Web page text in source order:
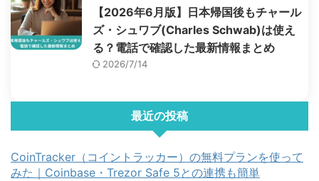
【2026年6月版】日本帰国後もチャール
ズ・シュワブ(Charles Schwab)は使え
る？電話で確認した最新情報まとめ
2026/7/14
最近の投稿
CoinTracker（コイントラッカー）の無料プランを使って
みた｜Coinbase・Trezor Safe 5との連携も簡単